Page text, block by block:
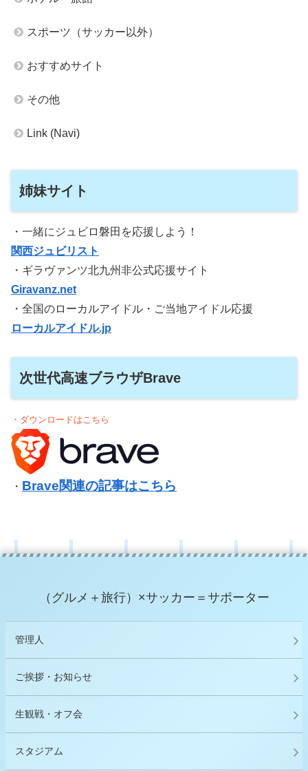
スポーツ（サッカー以外）
おすすめサイト
その他
Link (Navi)
姉妹サイト
・一緒にジュビロ磐田を応援しよう！
関西ジュビリスト
・ギラヴァンツ北九州非公式応援サイト
Giravanz.net
・全国のローカルアイドル・ご当地アイドル応援
ローカルアイドル.jp
次世代高速ブラウザBrave
・ダウンロードはこちら
・ Brave関連の記事はこちら
（グルメ＋旅行）×サッカー＝サポーター
管理人
ご挨拶・お知らせ
生観戦・オフ会
スタジアム